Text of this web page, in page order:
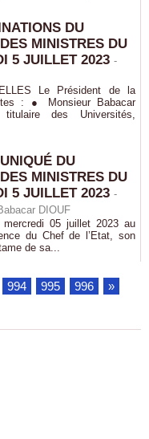
DU
MINISTRES DU
5 JUILLET 2023 -
Le Président de la
: ● Monsieur Babacar
des Universités,
DU
MINISTRES DU
5 JUILLET 2023 -
DIOUF
05 juillet 2023 au
du Chef de l’Etat, son
de sa...
994 995 996
»